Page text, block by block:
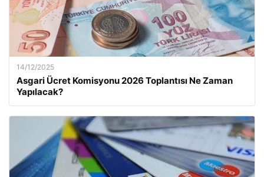
14/12/2025
Asgari Ücret Komisyonu 2026 Toplantısı Ne Zaman
Yapılacak?